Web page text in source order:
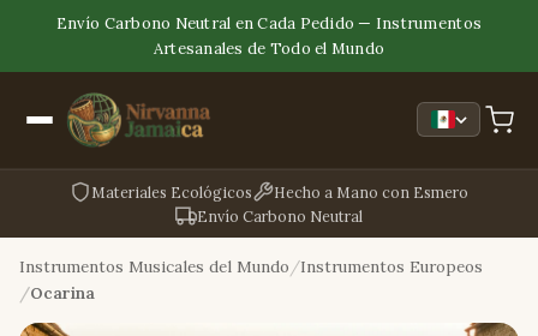
Envío Carbono Neutral en Cada Pedido — Instrumentos
Artesanales de Todo el Mundo
Materiales Ecológicos
Hecho a Mano con Esmero
Envío Carbono Neutral
Instrumentos Musicales del Mundo
Instrumentos Europeos
Ocarina